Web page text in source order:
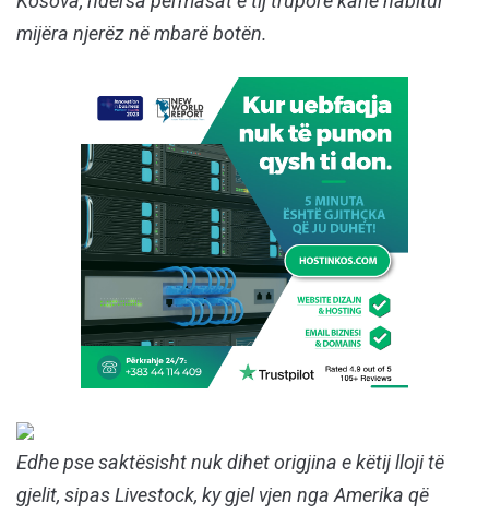
mijëra njerëz në mbarë botën.
Edhe pse saktësisht nuk dihet origjina e këtij lloji të
gjelit, sipas Livestock, ky gjel vjen nga Amerika që